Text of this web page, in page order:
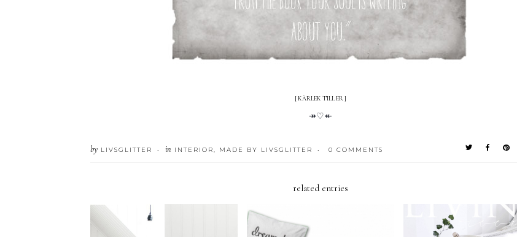
[ KÄRLEK TILL ER ]
↠♡↞
by LIVSGLITTER • in INTERIOR, MADE BY LIVSGLITTER • 0 COMMENTS
related entries